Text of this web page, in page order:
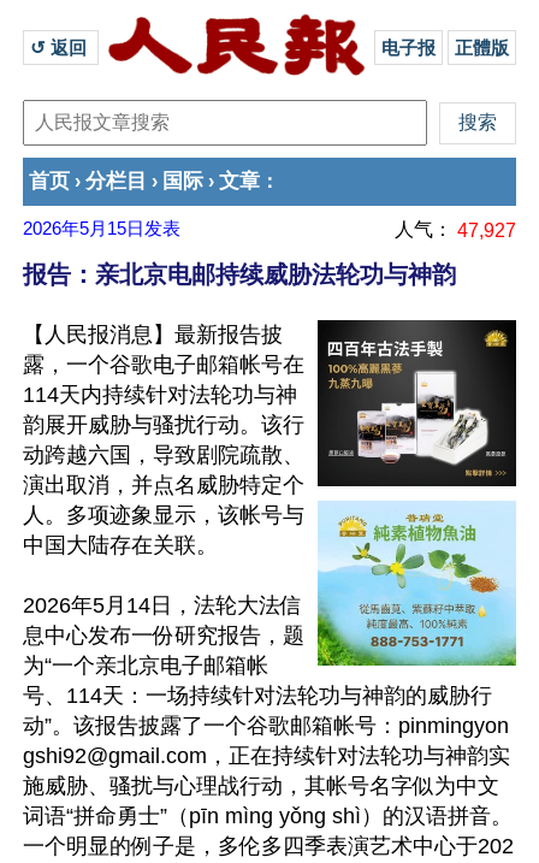
↺ 返回 电子报 正體版
首页 › 分栏目 › 国际 › 文章 ：
2026年5月15日 发表 人气： 47,927
报告：亲北京电邮持续威胁法轮功与神韵
【人民报消息】最新报告披
露，一个谷歌电子邮箱帐号在
114天内持续针对法轮功与神
韵展开威胁与骚扰行动。该行
动跨越六国，导致剧院疏散、
演出取消，并点名威胁特定个
人。多项迹象显示，该帐号与
中国大陆存在关联。
2026年5月14日，法轮大法信
息中心发布一份研究报告，题
为“一个亲北京电子邮箱帐
号、114天：一场持续针对法轮功与神韵的威胁行
动”。该报吿披露了一个谷歌邮箱帐号： pinmingyon
gshi92@gmail.com ，正在持续针对法轮功与神韵实
施威胁、骚扰与心理战行动，其帐号名字似为中文
词语“拼命勇士”（pīn mìng yǒng shì）的汉语拼音。
一个明显的例子是，多伦多四季表演艺术中心于202